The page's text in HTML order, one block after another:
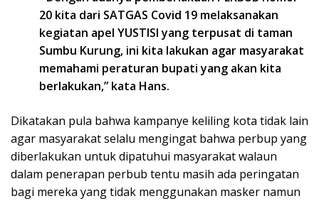
20 kita dari SATGAS Covid 19 melaksanakan
kegiatan apel YUSTISI yang terpusat di taman
Sumbu Kurung, ini kita lakukan agar masyarakat
memahami peraturan bupati yang akan kita
berlakukan,” kata Hans.
Dikatakan pula bahwa kampanye keliling kota tidak lain
agar masyarakat selalu mengingat bahwa perbup yang
diberlakukan untuk dipatuhui masyarakat walaun
dalam penerapan perbub tentu masih ada peringatan
bagi mereka yang tidak menggunakan masker namun